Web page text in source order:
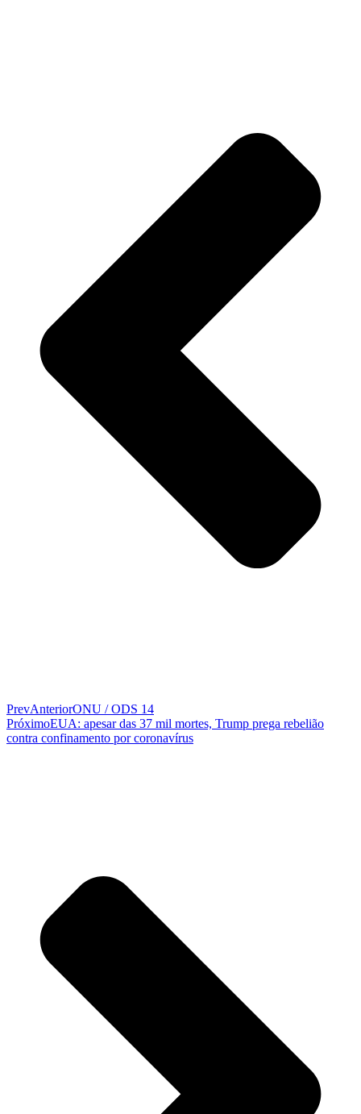
PrevAnteriorONU / ODS 14
PróximoEUA: apesar das 37 mil mortes, Trump prega rebelião
contra confinamento por coronavírus